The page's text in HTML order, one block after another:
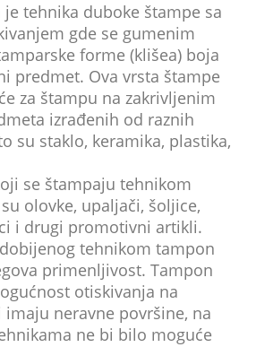
tehnika duboke štampe sa
gde se gumenim
forme (klišea) boja
predmet. Ova vrsta štampe
za štampu na zakrivljenim
izrađenih od raznih
su staklo, keramika, plastika,
se štampaju tehnikom
olovke, upaljači, šoljice,
i drugi promotivni artikli.
tehnikom tampon
primenljivost. Tampon
otiskivanja na
neravne površine, na
ne bi bilo moguće